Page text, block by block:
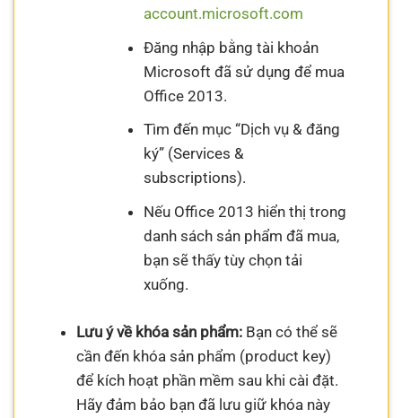
account.microsoft.com
Đăng nhập bằng tài khoản
Microsoft đã sử dụng để mua
Office 2013.
Tìm đến mục “Dịch vụ & đăng
ký” (Services &
subscriptions).
Nếu Office 2013 hiển thị trong
danh sách sản phẩm đã mua,
bạn sẽ thấy tùy chọn tải
xuống.
Lưu ý về khóa sản phẩm:Bạn có thể sẽ
cần đến khóa sản phẩm (product key)
để kích hoạt phần mềm sau khi cài đặt.
Hãy đảm bảo bạn đã lưu giữ khóa này